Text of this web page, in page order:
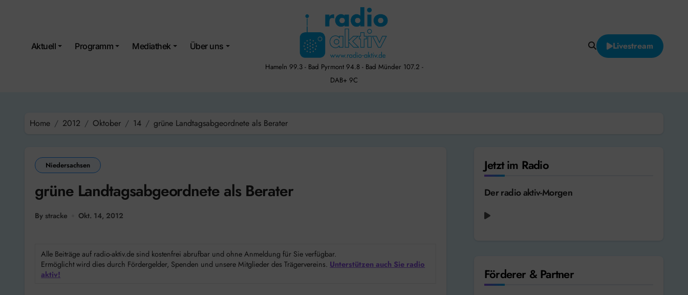
Aktuell Programm Mediathek Über uns
Hameln 99.3 - Bad Pyrmont 94.8 - Bad Münder 107.2 -
DAB+ 9C
Livestream
Home 2012 Oktober 14 grüne Landtagsabgeordnete als Berater
Niedersachsen
grüne Landtagsabgeordnete als Berater
By stracke Okt. 14, 2012
Alle Beiträge auf radio-aktiv.de sind kostenfrei abrufbar und ohne Anmeldung für Sie verfügbar.
Ermöglicht wird dies durch Fördergelder, Spenden und unsere Mitglieder des Trägervereins. Unterstützen auch Sie radio
aktiv!
Jetzt im Radio
Der radio aktiv-Morgen
Förderer & Partner